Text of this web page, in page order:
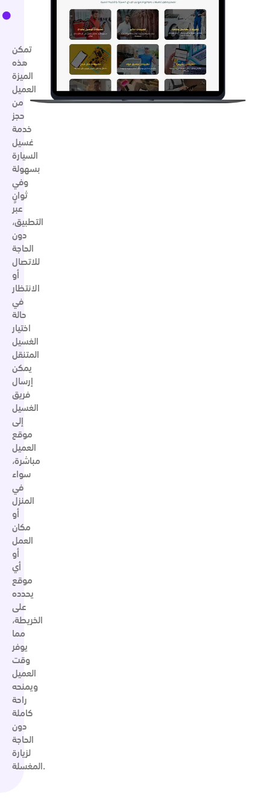
تمكن
هذه
الميزة
العميل
من
حجز
خدمة
غسيل
السيارة
بسهولة
وفي
ثوانٍ
عبر
التطبيق،
دون
الحاجة
للاتصال
أو
الانتظار
في
حالة
اختيار
الغسيل
المتنقل
يمكن
إرسال
فريق
الغسيل
إلى
موقع
العميل
مباشرة،
سواء
في
المنزل
أو
مكان
العمل
أو
أي
موقع
يحدده
على
الخريطة،
مما
يوفر
وقت
العميل
ويمنحه
راحة
كاملة
دون
الحاجة
لزيارة
المغسلة.